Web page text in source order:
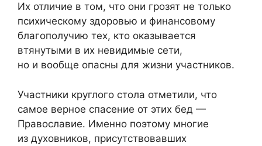
Их отличие в том, что они грозят не только
психическому здоровью и финансовому
благополучию тех, кто оказывается
втянутыми в их невидимые сети,
но и вообще опасны для жизни участников.
Участники круглого стола отметили, что
самое верное спасение от этих бед —
Православие. Именно поэтому многие
из духовников, присутствовавших